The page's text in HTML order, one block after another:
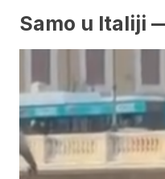
Samo u Italiji